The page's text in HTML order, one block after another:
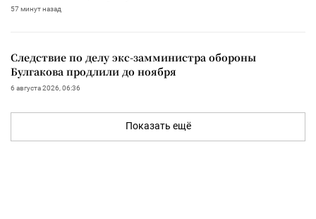
57 минут назад
Следствие по делу экс-замминистра обороны
Булгакова продлили до ноября
6 августа 2026, 06:36
Показать ещё